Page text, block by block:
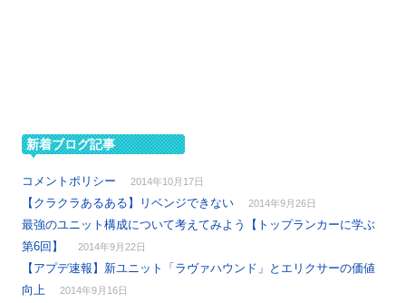
新着ブログ記事
コメントポリシー 2014年10月17日
【クラクラあるある】リベンジできない 2014年9月26日
最強のユニット構成について考えてみよう【トップランカーに学ぶ
第6回】
2014年9月22日
【アプデ速報】新ユニット「ラヴァハウンド」とエリクサーの価値
向上
2014年9月16日